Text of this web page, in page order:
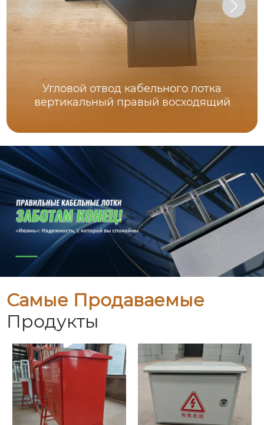
Угловой отвод кабельного лотка
вертикальный правый восходящий
Самые Продаваемые
Продукты